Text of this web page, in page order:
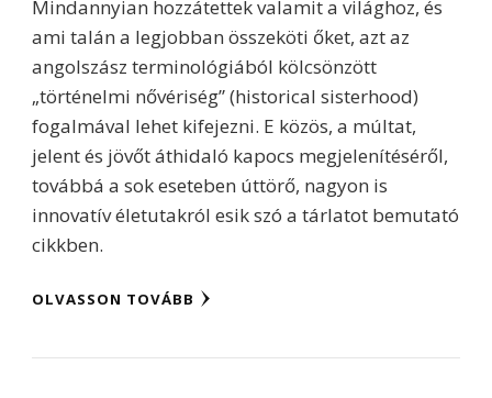
Mindannyian hozzátettek valamit a világhoz, és
ami talán a legjobban összeköti őket, azt az
angolszász terminológiából kölcsönzött
„történelmi nővériség” (historical sisterhood)
fogalmával lehet kifejezni. E közös, a múltat,
jelent és jövőt áthidaló kapocs megjelenítéséről,
továbbá a sok eseteben úttörő, nagyon is
innovatív életutakról esik szó a tárlatot bemutató
cikkben.
OLVASSON TOVÁBB